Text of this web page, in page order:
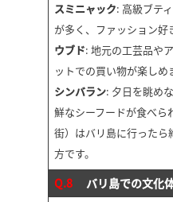
スミニャック: 高級ブテ
が多く、ファッション好
ウブド: 地元の工芸品や
ットでの買い物が楽しめ
シンバラン: 夕日を眺め
鮮なシーフードが食べら
街）はバリ島に行ったら
方です。
Q.8 バリ島での文化